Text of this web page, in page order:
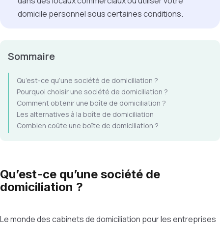
domicile personnel sous certaines conditions.
Sommaire
Qu’est-ce qu’une société de domiciliation ?
Pourquoi choisir une société de domiciliation ?
Comment obtenir une boîte de domiciliation ?
Les alternatives à la boîte de domiciliation
Combien coûte une boîte de domiciliation ?
Qu’est-ce qu’une société de
domiciliation ?
Le monde des cabinets de domiciliation pour les entreprises